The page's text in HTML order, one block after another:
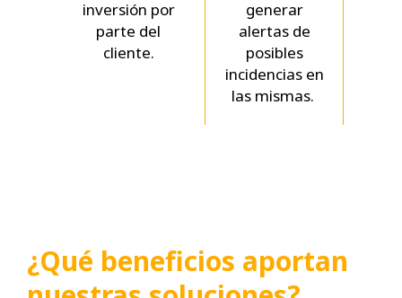
inversión por
parte del
cliente.
generar
alertas de
posibles
incidencias en
las mismas.
¿Qué beneficios aportan